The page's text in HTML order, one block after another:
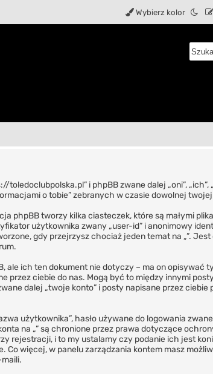
Wybierz kolor
toledoclubpolska.pl” i phpBB zwane dalej „oni”,
o tobie” zebranych w czasie dowolnej
phpBB tworzy kilka ciasteczek, które są małymi
użytkownika zwany „user-id” i anonimowy
gdy przejrzysz chociaż jeden temat na „”.
ale ich ten dokument nie dotyczy – ma on opisywać
przez ciebie do nas. Mogą być to między innymi
dalej „twoje konto” i posty napisane przez
użytkownika”, hasło używane do logowania zwane
na „” są chronione przez prawa dotyczące
rejestracji, i to my ustalamy czy podanie ich jest
więcej, w panelu zarządzania kontem masz